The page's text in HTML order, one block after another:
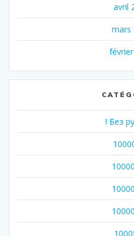
avril
mars
! Без